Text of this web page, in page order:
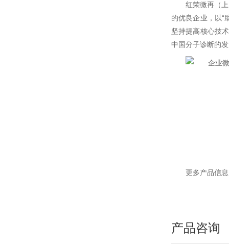
红荣微再（
的优良企业，以“
坚持提高核心技
中国分子诊断的
更多产品信
产品咨询